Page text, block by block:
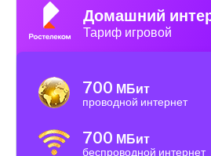
Домашний
Тариф игровой
700 МБит
проводной интернет
700 МБит
беспроводной интернет